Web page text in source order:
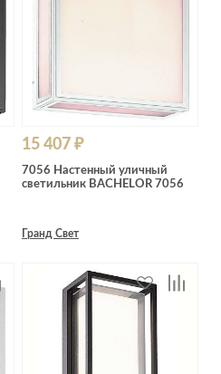
15 407 ₽
7056 Настенный уличный
светильник BACHELOR 7056
Гранд Свет